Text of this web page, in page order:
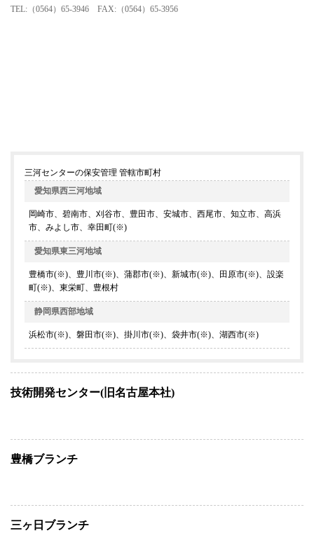
TEL:（0564）65-3946 FAX:（0564）65-3956
三河センターの保安管理 管轄市町村
愛知県西三河地域
岡崎市、碧南市、刈谷市、豊田市、安城市、西尾市、知立市、高浜
市、みよし市、幸田町(※)
愛知県東三河地域
豊橋市(※)、豊川市(※)、蒲郡市(※)、新城市(※)、田原市(※)、設楽
町(※)、東栄町、豊根村
静岡県西部地域
浜松市(※)、磐田市(※)、掛川市(※)、袋井市(※)、湖西市(※)
技術開発センター(旧名古屋本社)
豊橋ブランチ
三ヶ日ブランチ